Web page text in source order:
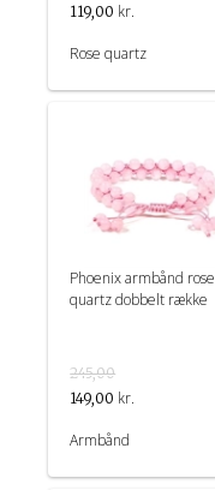
119,00 kr.
Rose quartz
Phoenix armbånd rose
quartz dobbelt række
245,00
149,00 kr.
Armbånd